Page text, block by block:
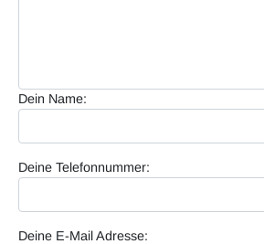
Dein Name:
Deine Telefonnummer:
Deine E-Mail Adresse: